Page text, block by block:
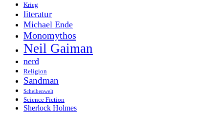
Krieg
literatur
Michael Ende
Monomythos
Neil Gaiman
nerd
Religion
Sandman
Scheibenwelt
Science Fiction
Sherlock Holmes